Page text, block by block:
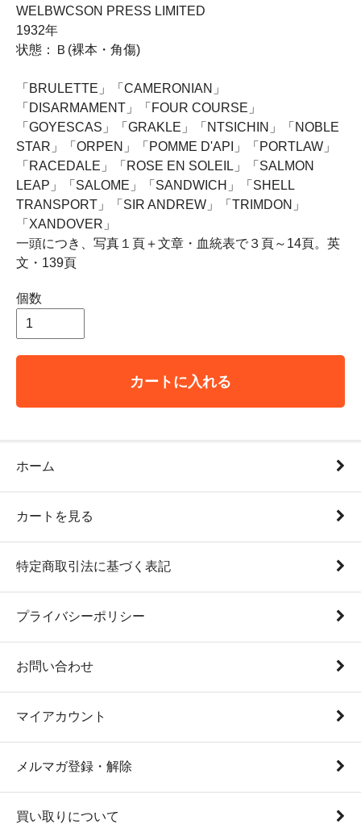
WELBWCSON PRESS LIMITED
1932年
状態：Ｂ(裸本・角傷)
「BRULETTE」「CAMERONIAN」
「DISARMAMENT」「FOUR COURSE」
「GOYESCAS」「GRAKLE」「NTSICHIN」「NOBLE
STAR」「ORPEN」「POMME D'API」「PORTLAW」
「RACEDALE」「ROSE EN SOLEIL」「SALMON
LEAP」「SALOME」「SANDWICH」「SHELL
TRANSPORT」「SIR ANDREW」「TRIMDON」
「XANDOVER」
一頭につき、写真１頁＋文章・血統表で３頁～14頁。英
文・139頁
個数
カートに入れる
ホーム
カートを見る
特定商取引法に基づく表記
プライバシーポリシー
お問い合わせ
マイアカウント
メルマガ登録・解除
買い取りについて